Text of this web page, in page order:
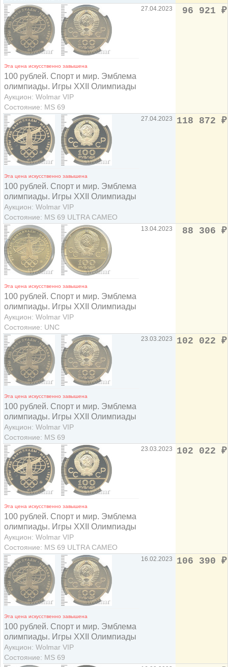
Эта цена искусственно завышена
100 рублей. Спорт и мир. Эмблема
олимпиады. Игры XXII Олимпиады
Аукцион: Wolmar VIP
Состояние: MS 69
27.04.2023 96 921 ₽
Эта цена искусственно завышена
100 рублей. Спорт и мир. Эмблема
олимпиады. Игры XXII Олимпиады
Аукцион: Wolmar VIP
Состояние: MS 69 ULTRA CAMEO
27.04.2023 118 872 ₽
Эта цена искусственно завышена
100 рублей. Спорт и мир. Эмблема
олимпиады. Игры XXII Олимпиады
Аукцион: Wolmar VIP
Состояние: UNC
13.04.2023 88 306 ₽
Эта цена искусственно завышена
100 рублей. Спорт и мир. Эмблема
олимпиады. Игры XXII Олимпиады
Аукцион: Wolmar VIP
Состояние: MS 69
23.03.2023 102 022 ₽
Эта цена искусственно завышена
100 рублей. Спорт и мир. Эмблема
олимпиады. Игры XXII Олимпиады
Аукцион: Wolmar VIP
Состояние: MS 69 ULTRA CAMEO
23.03.2023 102 022 ₽
Эта цена искусственно завышена
100 рублей. Спорт и мир. Эмблема
олимпиады. Игры XXII Олимпиады
Аукцион: Wolmar VIP
Состояние: MS 69
16.02.2023 106 390 ₽